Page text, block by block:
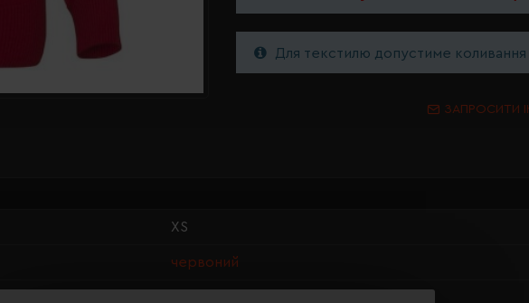
Для текстилю допустиме коливання
ЗАПРОСИТИ
XS
червоний